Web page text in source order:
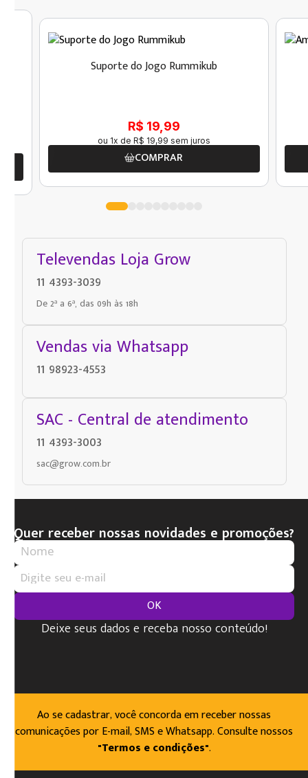
Suporte do Jogo Rummikub
R$ 19,99
ou 1x de R$ 19,99 sem juros
COMPRAR
Televendas Loja Grow
11 4393-3039
De 2ª a 6ª, das 09h às 18h
Vendas via Whatsapp
11 98923-4553
SAC - Central de atendimento
11 4393-3003
sac@grow.com.br
Quer receber nossas novidades e promoções?
OK
Deixe seus dados e receba nosso conteúdo!
Ao se cadastrar, você concorda em receber nossas
comunicações por E-mail, SMS e Whatsapp. Consulte nossos
"Termos e condições".